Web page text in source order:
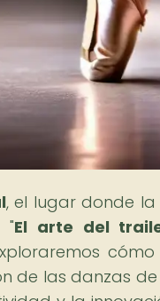
, el lugar donde
"El arte del
de las danzas